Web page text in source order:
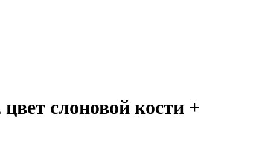
слоновой кости +